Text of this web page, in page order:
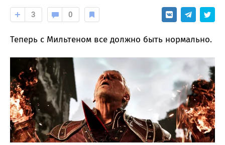
3 0
Теперь с Мильтеном все должно быть нормально.